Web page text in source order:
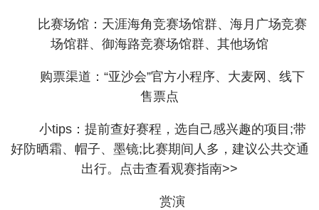
比赛场馆：天涯海角竞赛场馆群、海月广场竞赛
场馆群、御海路竞赛场馆群、其他场馆
购票渠道：“亚沙会”官方小程序、大麦网、线下
售票点
小tips：提前查好赛程，选自己感兴趣的项目;带
好防晒霜、帽子、墨镜;比赛期间人多，建议公共交通
出行。点击查看观赛指南>>
赏演